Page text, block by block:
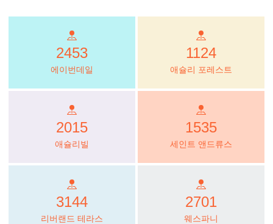
2453
에이번데일
1124
애슐리 포레스트
2015
애슐리빌
1535
세인트 앤드류스
3144
리버랜드 테라스
2701
웨스파니